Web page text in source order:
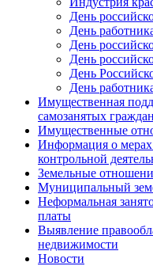
День
День
День
День
День
День
Имущественная
самозанятых граждан
Имущественные
Информация о мерах
контрольной
Земельные
Муниципальный
Неформальная
платы
Выявление
недвижимости
Новости